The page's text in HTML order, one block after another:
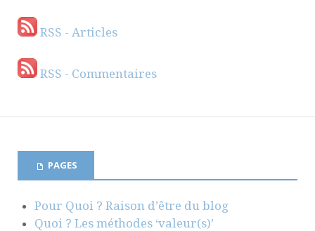
RSS - Articles
RSS - Commentaires
PAGES
Pour Quoi ? Raison d’être du blog
Quoi ? Les méthodes ‘valeur(s)’